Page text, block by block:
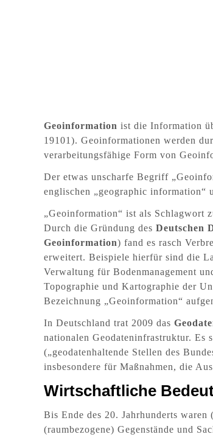
Geoinformation ist die Information
19101). Geoinformationen werden
verarbeitungsfähige Form von
Der etwas unscharfe Begriff
englischen „geographic information“
„Geoinformation“ ist als Schlagwort
Durch die Gründung des Deutschen
Geoinformation) fand es rasch
erweitert. Beispiele hierfür sind die
Verwaltung für Bodenmanagement
Topographie und Kartographie der
Bezeichnung „Geoinformation“
In Deutschland trat 2009 das
nationalen Geodateninfrastruktur. Es
(„geodatenhaltende Stellen des
insbesondere für Maßnahmen, die
Wirtschaftliche
Bis Ende des 20. Jahrhunderts
(raumbezogene) Gegenstände und